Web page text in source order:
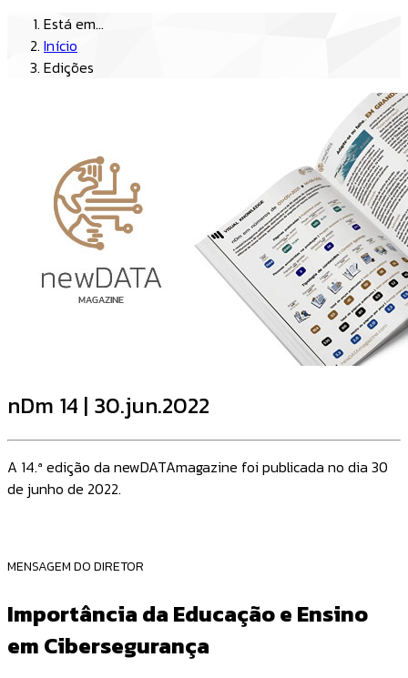
Está em...
Início
Edições
nDm 14 | 30.jun.2022
A 14.ª edição da newDATAmagazine foi publicada no dia 30
de junho de 2022.
MENSAGEM DO DIRETOR
Importância da Educação e Ensino
em Cibersegurança